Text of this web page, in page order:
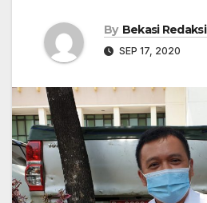
By Bekasi Redaksi
SEP 17, 2020